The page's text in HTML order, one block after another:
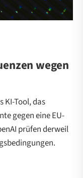
wegen
KI-Tool, das
gegen eine EU-
prüfen derweil